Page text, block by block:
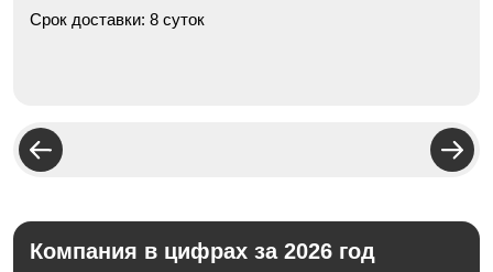
Срок доставки: 8 суток
Компания в цифрах за 2026 год